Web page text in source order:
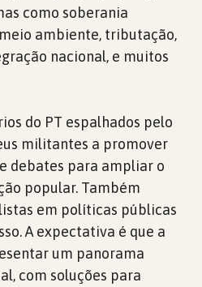
como soberania
ambiente, tributação,
nacional, e muitos
do PT espalhados pelo
militantes a promover
debates para ampliar o
popular. Também
em políticas públicas
A expectativa é que a
um panorama
com soluções para